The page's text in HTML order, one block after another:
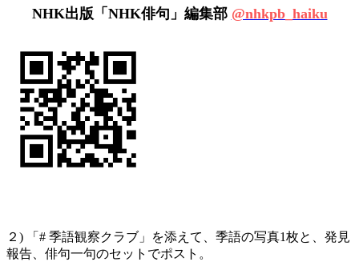
NHK出版「NHK俳句」編集部 @nhkpb_haiku
２) 「# 季語観察クラブ」を添えて、季語の写真1枚と、発見
報告、俳句一句のセットでポスト。